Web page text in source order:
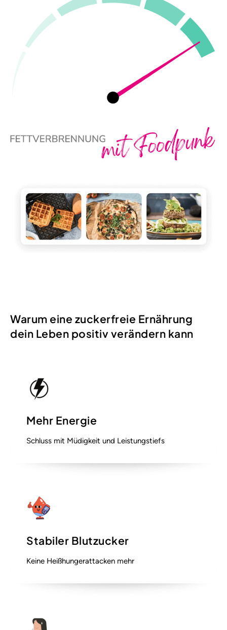
Warum eine zuckerfreie Ernährung
dein Leben positiv verändern kann
Mehr Energie
Schluss mit Müdigkeit und Leistungstiefs
Stabiler Blutzucker
Keine Heißhungerattacken mehr